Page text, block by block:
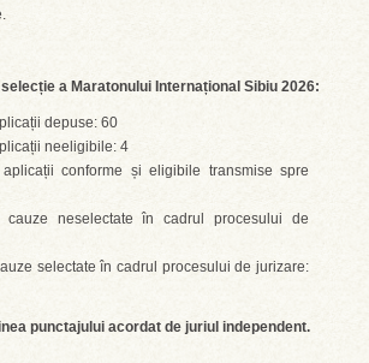
a Maratonului Internațional Sibiu 2026:
depuse: 60
neeligibile: 4
conforme și eligibile transmise spre
cauze neselectate în cadrul procesului de
selectate în cadrul procesului de jurizare:
punctajului acordat de juriul independent.